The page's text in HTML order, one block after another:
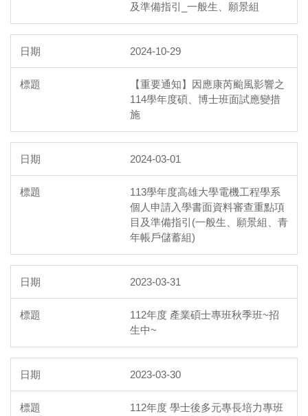
及準備指引_一般生、願景組
2024-10-29
【重要通知】因應康芮颱風影響之
114學年度碩、博士班面試應變措
施
2024-03-01
113學年度高雄大學電機工程學系
個人申請入學書面資料審查重點項
目及準備指引(一般生、願景組、青
年帳戶儲蓄組)
2023-03-31
112年度 產業碩士專班秋季班~招
生中~
2023-03-30
112年度 學士後多元專長培力專班